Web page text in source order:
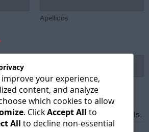
Apellidos
*
newsletters and promotional emails.
your experience,
content, and analyze
which cookies to allow
. ClickAccept All to
All to decline non-essential